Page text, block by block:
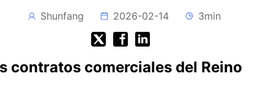
Shunfang 2026-02-14 3min
contratos comerciales del Reino